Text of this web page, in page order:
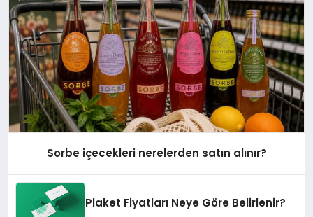
Sorbe içecekleri nerelerden satın alınır?
Plaket Fiyatları Neye Göre Belirlenir?